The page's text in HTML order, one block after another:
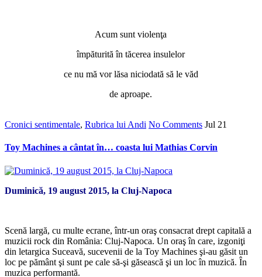
Acum sunt violenţa
împăturită în tăcerea insulelor
ce nu mă vor lăsa niciodată să le văd
de aproape.
Cronici sentimentale, Rubrica lui Andi No Comments Jul 21
Toy Machines a cântat în… coasta lui Mathias Corvin
Duminică, 19 august 2015, la Cluj-Napoca
Scenă largă, cu multe ecrane, într-un oraş consacrat drept capitală a
muzicii rock din România: Cluj-Napoca. Un oraş în care, izgoniţi
din letargica Suceavă, sucevenii de la Toy Machines şi-au găsit un
loc pe pământ şi sunt pe cale să-şi găsească şi un loc în muzică. În
muzica performantă.